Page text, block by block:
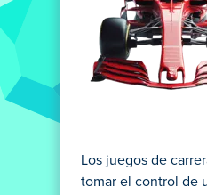
Los juegos de
tomar el control de